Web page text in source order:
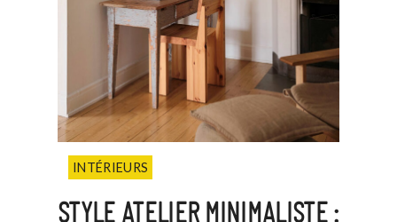
INTÉRIEURS
STYLE ATELIER MINIMALISTE :